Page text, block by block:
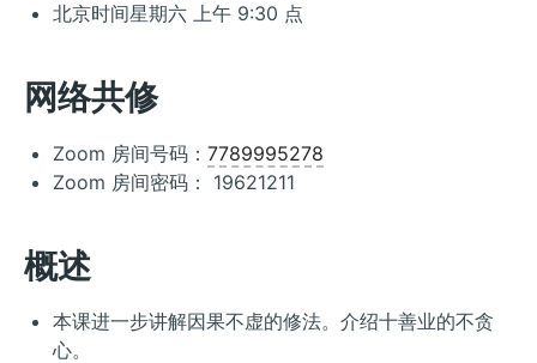
北京时间星期六 上午 9:30 点
网络共修
Zoom 房间号码： 7789995278
Zoom 房间密码： 19621211
概述
本课进一步讲解因果不虚的修法。介绍十善业的不贪
心。